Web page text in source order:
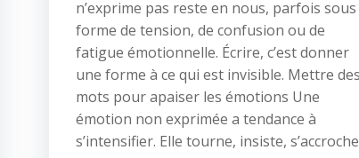
n’exprime pas reste en nous, parfois sous
forme de tension, de confusion ou de
fatigue émotionnelle. Écrire, c’est donner
une forme à ce qui est invisible. Mettre des
mots pour apaiser les émotions Une
émotion non exprimée a tendance à
s’intensifier. Elle tourne, insiste,